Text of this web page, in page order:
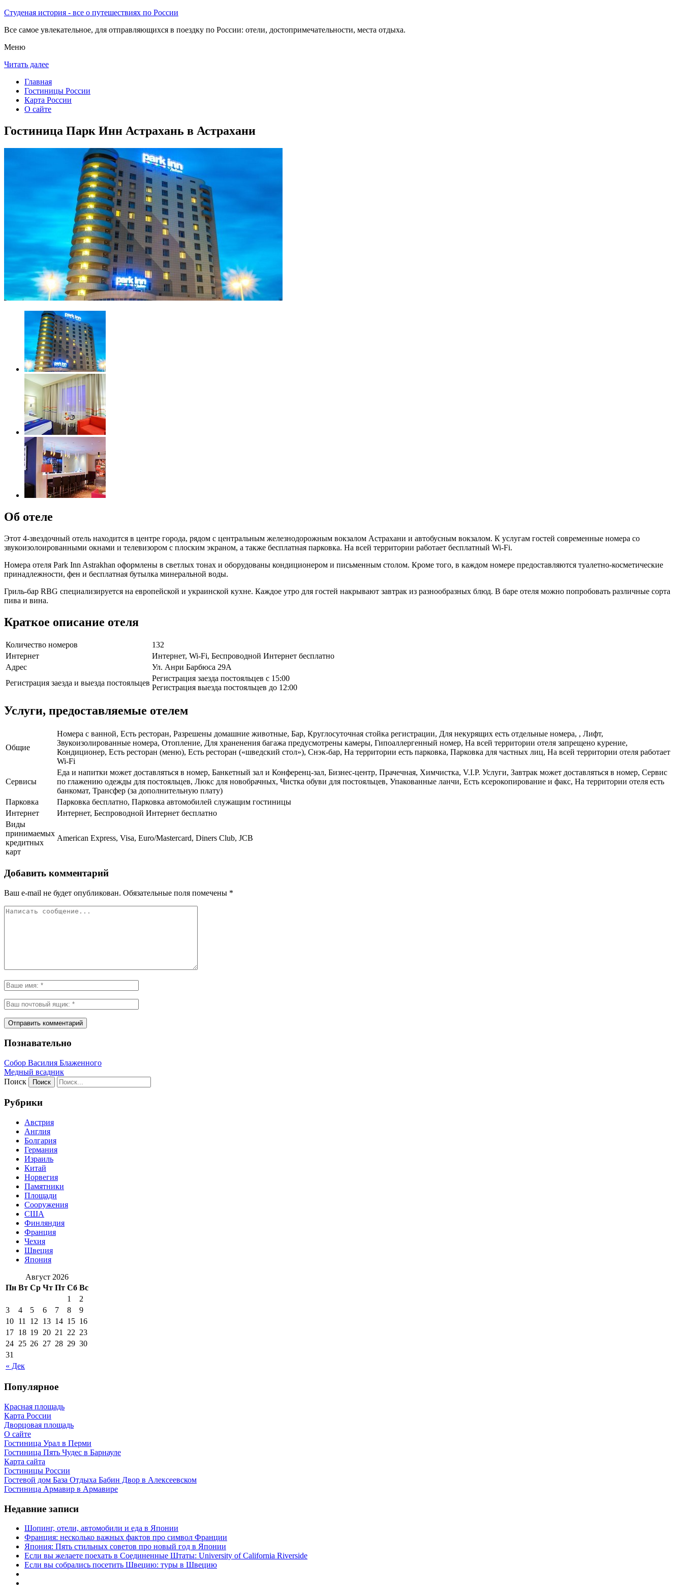
Студеная история - все о путешествиях по России
Все самое увлекательное, для отправляющихся в поездку по России: отели, достопримечательности, места отдыха.
Меню
Читать далее
Главная
Гостиницы России
Карта России
О сайте
Гостиница Парк Инн Астрахань в Астрахани
Об отеле
Этот 4-звездочный отель находится в центре города, рядом с центральным железнодорожным вокзалом Астрахани и автобусным вокзалом. К услугам гостей современные номера со
звукоизолоированными окнами и телевизором с плоским экраном, а также бесплатная парковка. На всей территории работает бесплатный Wi-Fi.
Номера отеля Park Inn Astrakhan оформлены в светлых тонах и оборудованы кондиционером и письменным столом. Кроме того, в каждом номере предоставляются туалетно-косметические
принадлежности, фен и бесплатная бутылка минеральной воды.
Гриль-бар RBG специализируется на европейской и украинской кухне. Каждое утро для гостей накрывают завтрак из разнообразных блюд. В баре отеля можно попробовать различные сорта
пива и вина.
Краткое описание отеля
Количество номеров
132
Интернет
Интернет, Wi-Fi, Беспроводной Интернет бесплатно
Адрес
Ул. Анри Барбюса 29А
Регистрация заезда и выезда постояльцев
Регистрация заезда постояльцев с 15:00
Регистрация выезда постояльцев до 12:00
Услуги, предоставляемые отелем
Общие
Номера с ванной, Есть ресторан, Разрешены домашние животные, Бар, Круглосуточная стойка регистрации, Для некурящих есть отдельные номера, , Лифт,
Звукоизолированные номера, Отопление, Для храненения багажа предусмотрены камеры, Гипоаллергенный номер, На всей территории отеля запрещено курение,
Кондиционер, Есть ресторан (меню), Есть ресторан («шведский стол»), Снэк-бар, На территории есть парковка, Парковка для частных лиц, На всей территории отеля работает
Wi-Fi
Сервисы
Еда и напитки может доставляться в номер, Банкетный зал и Конференц-зал, Бизнес-центр, Прачечная, Химчистка, V.I.P. Услуги, Завтрак может доставляться в номер, Сервис
по глажению одежды для постояльцев, Люкс для новобрачных, Чистка обуви для постояльцев, Упакованные ланчи, Есть ксерокопирование и факс, На территории отеля есть
банкомат, Трансфер (за дополнительную плату)
Парковка
Парковка бесплатно, Парковка автомобилей служащим гостиницы
Интернет
Интернет, Беспроводной Интернет бесплатно
Виды
принимаемых
кредитных
карт
American Express, Visa, Euro/Mastercard, Diners Club, JCB
Добавить комментарий
Ваш e-mail не будет опубликован. Обязательные поля помечены *
Познавательно
Собор Василия Блаженного
Медный всадник
Поиск
Рубрики
Австрия
Англия
Болгария
Германия
Израиль
Китай
Норвегия
Памятники
Площади
Сооружения
США
Финляндия
Франция
Чехия
Швеция
Япония
Август 2026
Пн Вт Ср Чт Пт Сб Вс
« Дек
1
2
3
4 5 6 7 8
9
10 11 12 13 14 15 16
17 18 19 20 21 22 23
24 25 26 27 28 29 30
31
Популярное
Красная площадь
Карта России
Дворцовая площадь
О сайте
Гостиница Урал в Перми
Гостиница Пять Чудес в Барнауле
Карта сайта
Гостиницы России
Гостевой дом База Отдыха Бабин Двор в Алексеевском
Гостиница Армавир в Армавире
Недавние записи
Шопинг, отели, автомобили и еда в Японии
Франция: несколько важных фактов про символ Франции
Япония: Пять стильных советов про новый год в Японии
Если вы желаете поехать в Соединенные Штаты: University of California Riverside
Если вы собрались посетить Швецию: туры в Швецию